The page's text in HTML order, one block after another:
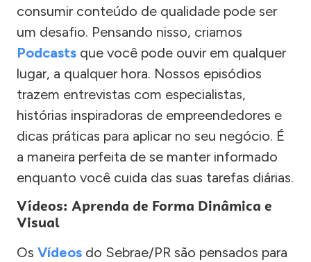
consumir conteúdo de qualidade pode ser
um desafio. Pensando nisso, criamos
Podcasts que você pode ouvir em qualquer
lugar, a qualquer hora. Nossos episódios
trazem entrevistas com especialistas,
histórias inspiradoras de empreendedores e
dicas práticas para aplicar no seu negócio. É
a maneira perfeita de se manter informado
enquanto você cuida das suas tarefas diárias.
Vídeos: Aprenda de Forma Dinâmica e
Visual
Os Vídeos do Sebrae/PR são pensados para